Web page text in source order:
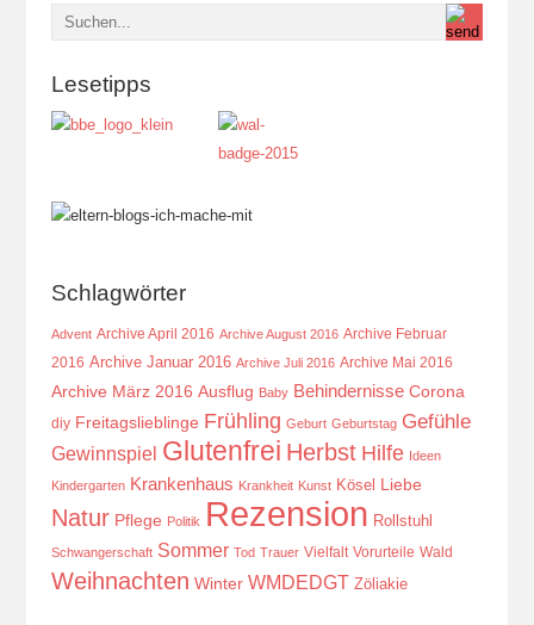
Lesetipps
Schlagwörter
Advent Archive April 2016 Archive August 2016 Archive Februar
2016 Archive Januar 2016 Archive Juli 2016 Archive Mai 2016
Archive März 2016 Ausflug Baby Behindernisse Corona
diy Freitagslieblinge Frühling Geburt Geburtstag Gefühle
Gewinnspiel Glutenfrei Herbst Hilfe Ideen
Kindergarten Krankenhaus Krankheit Kunst Kösel Liebe
Natur Pflege Politik Rezension Rollstuhl
Schwangerschaft Sommer Tod Trauer Vielfalt Vorurteile Wald
Weihnachten Winter WMDEDGT Zöliakie